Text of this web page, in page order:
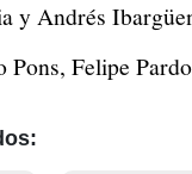
y Andrés
Pons, Felipe